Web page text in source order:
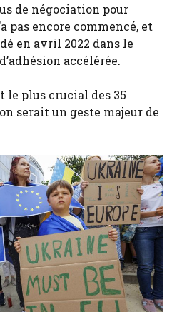
de négociation pour
pas encore commencé, et
en avril 2022 dans le
accélérée.
plus crucial des 35
serait un geste majeur de